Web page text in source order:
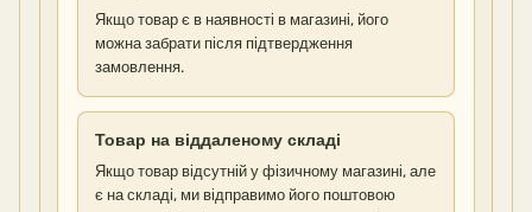
Якщо товар є в наявності в магазині, його
можна забрати після підтвердження
замовлення.
Товар на віддаленому складі
Якщо товар відсутній у фізичному магазині, але
є на складі, ми відправимо його поштовою